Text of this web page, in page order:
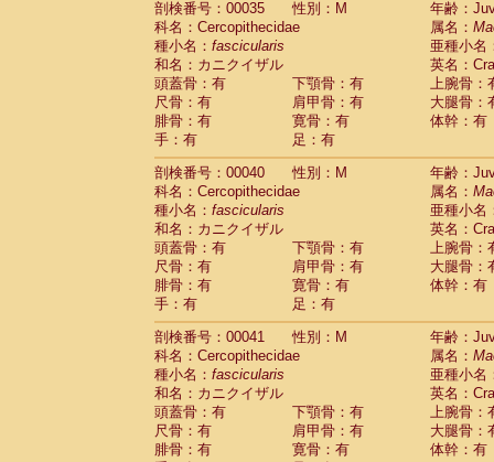
AtelidaeAlouatta seniculus
AtelidaeAlouatta
AtelidaeAteles belzebuth
Atelidae Ateles geoffroyi
Atelidae Ateles paniscus
Atelidae Atelesspp.
Atelidae Lagothrix lagothricha
AtelidaeLagothrix lagothricha cana(0)
Pitheciidae
Cacajao calvus
PitheciidaeCallicebus cupreus(0)
Pitheciidae Callicebus donacophilus(0)
Pitheciidae Callicebus moloch(0)
Pitheciidae Callicebus torquatus(0)
Pitheciidae Callicebus
Pitheciidae Chiropotes satanas
Pitheciidae Pithecia monachus
Pitheciidae Pithecia pithecia (0)
Cercopithecidae Cercocebus agilis (0)
Cercopithecidae
Cercocebus
Cercopithecidae
Cercocebus
CercopithecidaeCercocebus
CercopithecidaeCercocebus
CercopithecidaeCercocebus hybrid(0)
剖検番号：00035
性別：M
年齢：
科名：Cercopithecidae
属名：
種小名： fascicularis
亜種小名
和名：カニクイザル
英名：
頭蓋骨：有
下顎骨：有
上腕骨：
尺骨：有
肩甲骨：有
大腿骨：
腓骨：有
寛骨：有
体幹：有
手：有
足：有
剖検番号：00040
性別：M
年齢：
科名：Cercopithecidae
属名：
種小名： fascicularis
亜種小名
和名：カニクイザル
英名：
頭蓋骨：有
下顎骨：有
上腕骨：
尺骨：有
肩甲骨：有
大腿骨：
腓骨：有
寛骨：有
体幹：有
手：有
足：有
剖検番号：00041
性別：M
年齢：
科名：Cercopithecidae
属名：
種小名： fascicularis
亜種小名
和名：カニクイザル
英名：
頭蓋骨：有
下顎骨：有
上腕骨：
尺骨：有
肩甲骨：有
大腿骨：
腓骨：有
寛骨：有
体幹：有